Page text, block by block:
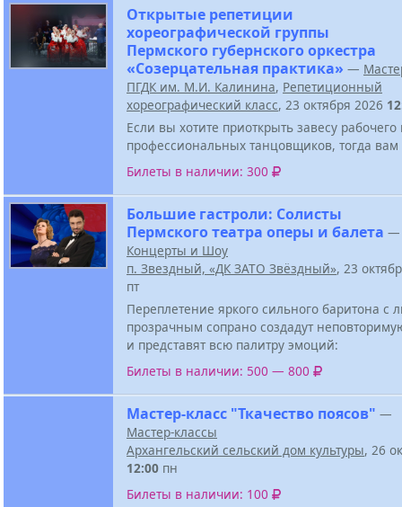
Открытые репетиции
хореографической группы
Пермского губернского оркестра
«Созерцательная практика» —
ПГДК им. М.И. Калинина, Репетиционный
хореографический класс, 23 октября 2026
Если вы хотите приоткрыть завесу рабочего
профессиональных танцовщиков, тогда
Билеты в наличии: 300
Большие гастроли: Солисты
Пермского театра оперы и балета —
Концерты и Шоу
п. Звездный, «ДК ЗАТО Звёздный», 23
пт
Переплетение яркого сильного баритона с
прозрачным сопрано создадут
и представят всю палитру эмоций:
Билеты в наличии: 500 — 800
Мастер-класс "Ткачество поясов" —
Мастер-классы
Архангельский сельский дом культуры, 26
12:00 пн
Билеты в наличии: 100